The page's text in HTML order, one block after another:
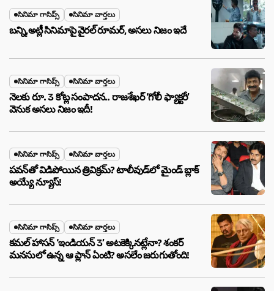
సినిమా గాసిప్స్ సినిమా వార్తలు
బన్ని,అట్లీ సినిమాపై వైరల్ రూమర్, అసలు నిజం ఇదే
సినిమా గాసిప్స్ సినిమా వార్తలు
నెలకు రూ. 3 కోట్ల సంపాదన.. రాజశేఖర్ ‘గోలీ ఫ్యాక్టరీ’
వెనుక అసలు నిజం ఇదీ!
సినిమా గాసిప్స్ సినిమా వార్తలు
పవన్‌తో విడిపోయిన త్రివిక్రమ్? టాలీవుడ్‌లో మైండ్ బ్లాక్
అయ్యే న్యూస్!
సినిమా గాసిప్స్ సినిమా వార్తలు
కమల్ హాసన్ ‘ఇండియన్ 3’ అటకెక్కినట్లేనా? శంకర్
మనసులో ఉన్న ఆ ప్లాన్ ఏంటి? అసలేం జరుగుతోంది!